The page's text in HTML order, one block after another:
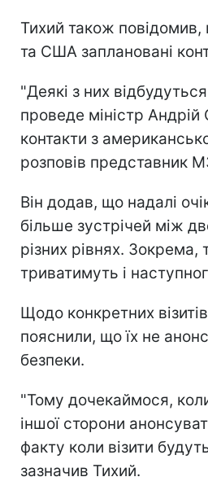
Тихий також
та США заплановані
"Деякі з них
проведе міністр Андрій
контакти з
розповів представник
Він додав, що надалі
більше зустрічей між
різних рівнях. Зокрема,
триватимуть і
Щодо конкретних
пояснили, що їх не
безпеки.
"Тому дочекаймося,
іншої сторони
факту коли візити
зазначив Тихий.